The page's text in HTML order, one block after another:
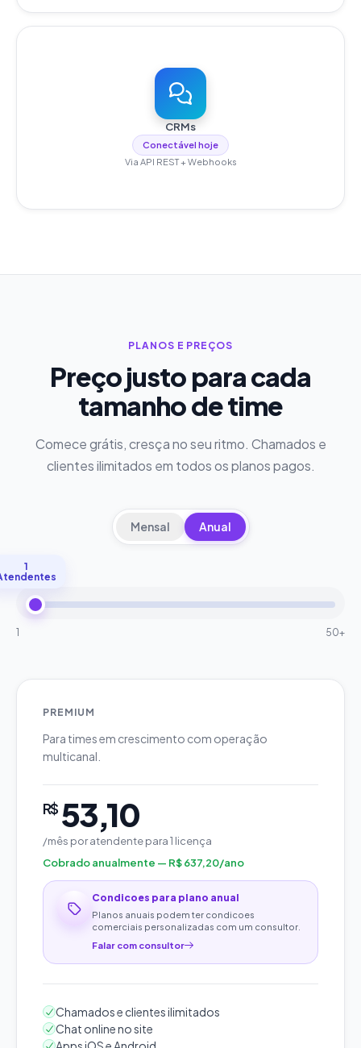
CRMs
Conectável hoje
Via API REST + Webhooks
PLANOS E PREÇOS
Preço justo para cada
tamanho de time
Comece grátis, cresça no seu ritmo. Chamados e
clientes ilimitados em todos os planos pagos.
Mensal Anual
1
1 50+
PREMIUM
Para times em crescimento com operação
multicanal.
R$ 53,10
/mês por atendentepara1 licença
Cobrado anualmente — R$ 637,20/ano
Condicoes para plano anual
Planos anuais podem ter condicoes
comerciais personalizadas com um consultor.
Falar com consultor
Chamados e clientes ilimitados
Chat online no site